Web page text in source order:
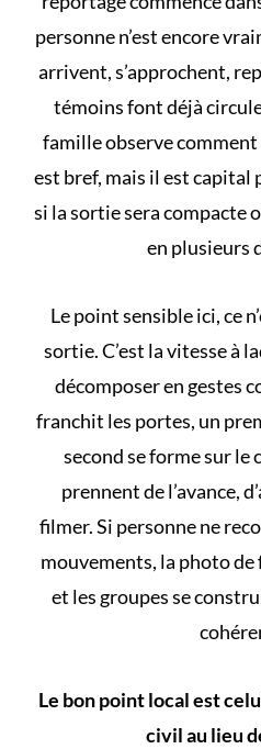
personne n’est encore
arrivent, s’approchent,
témoins font déjà
famille observe
est bref, mais il est capital
si la sortie sera compacte
en plusieurs
Le point sensible ici, ce
sortie. C’est la vitesse à
décomposer en gestes
franchit les portes, un
second se forme sur
prennent de l’avance,
filmer. Si personne ne
mouvements, la photo
et les groupes se
Le bon point local est
civil au lieu